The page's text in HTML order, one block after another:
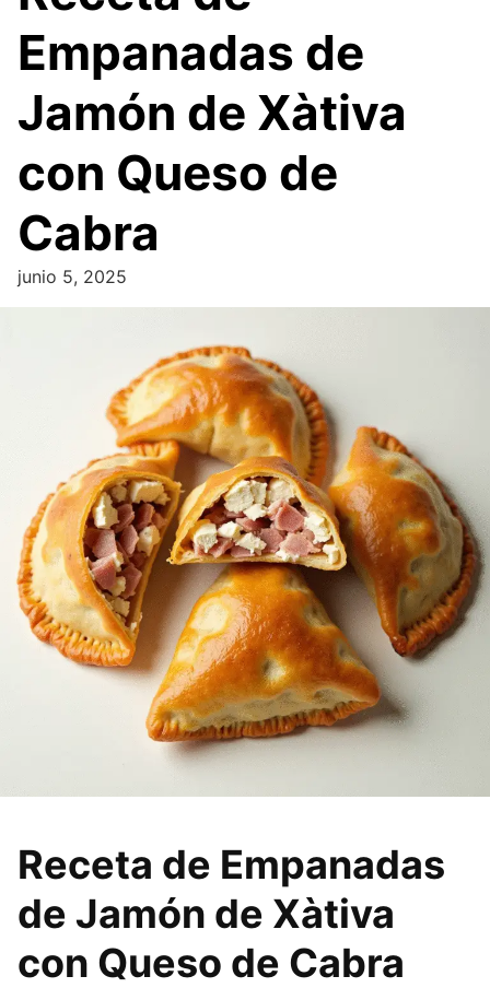
Empanadas de
Jamón de Xàtiva
con Queso de
Cabra
junio 5, 2025
Receta de Empanadas
de Jamón de Xàtiva
con Queso de Cabra